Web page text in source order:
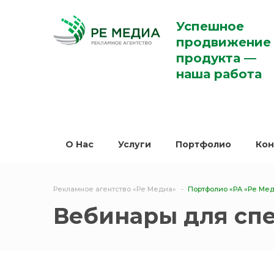
O Нас Услуги Портфолио
Успешное
продвижение
продукта —
наша работа
Рекламное агентство «Ре Медиа» Портфолио «РА «Ре
Вебинары для